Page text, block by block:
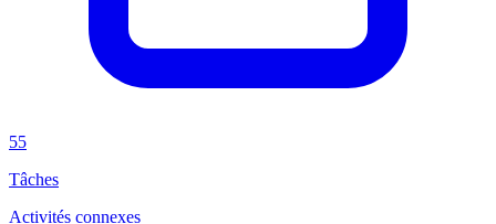
55
Tâches
Activités connexes